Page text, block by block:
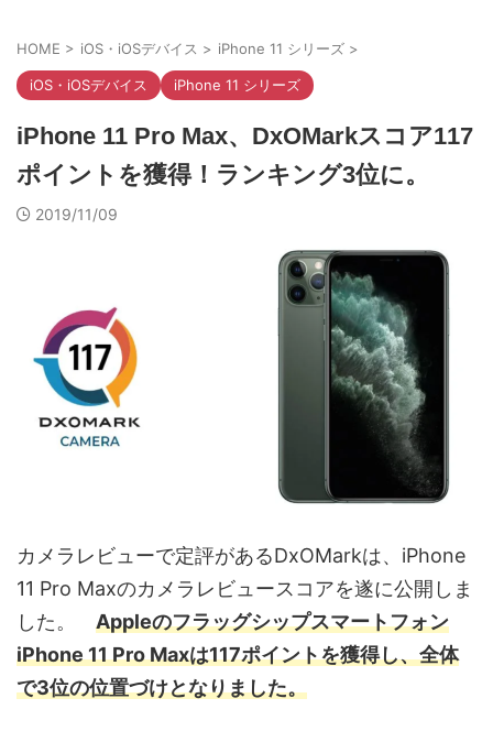
HOME > iOS・iOSデバイス > iPhone 11 シリーズ >
iOS・iOSデバイス iPhone 11 シリーズ
iPhone 11 Pro Max、DxOMarkスコア117
ポイントを獲得！ランキング3位に。
2019/11/09
カメラレビューで定評があるDxOMarkは、iPhone
11 Pro Maxのカメラレビュースコアを遂に公開しま
した。 Appleのフラッグシップスマートフォン
iPhone 11 Pro Maxは117ポイントを獲得し、全体
で3位の位置づけとなりました。